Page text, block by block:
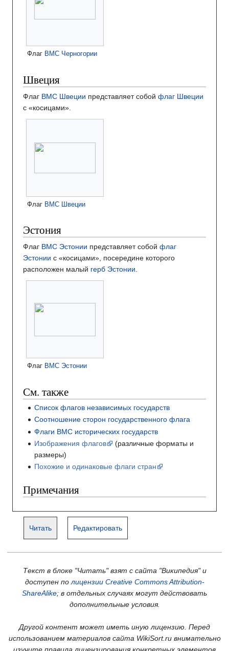
Флаг ВМС Черногории
Швеция
Флаг ВМС Швеции представляет собой флаг Швеции
с «косицами».
Флаг ВМС Швеции
Эстония
Флаг ВМС Эстонии представляет собой флаг
Эстонии с «косицами», посередине которого
расположен малый герб Эстонии.
Флаг ВМС Эстонии
См. также
Список флагов независимых государств
Соотношение сторон государственного флага
Флаги ВМС исторических государств
Изображения флагов
(различные форматы и
размеры)
Похожие и одинаковые флаги стран
Примечания
Читать Редактировать
Текст в блоке "Читать" взят с сайта "Википедия" и
доступен полицензии Creative Commons Attribution-
ShareAlike; в отдельных случаях могут действовать
дополнительные условия.
Другой контент может иметь иную лицензию. Перед
использованием материалов сайта WikiSort.ru внимательно